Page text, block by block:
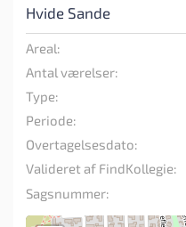
Hvide Sande
Areal:
Antal værelser:
Type:
Periode:
Overtagelsesdato:
Valideret af FindKollegie:
Sagsnummer: